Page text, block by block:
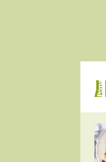
RYCHLOVKY